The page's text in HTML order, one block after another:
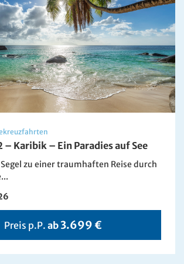
– Karibik – Ein Paradies auf See
Segel zu einer traumhaften Reise durch
Preis p.P. ab 3.699 €